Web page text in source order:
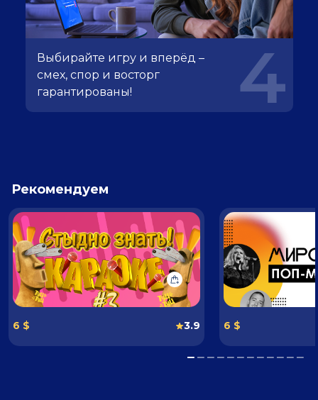
Выбирайте игру и вперёд –
смех, спор и восторг
гарантированы!
4
Рекомендуем
6 $ 3.9 6 $